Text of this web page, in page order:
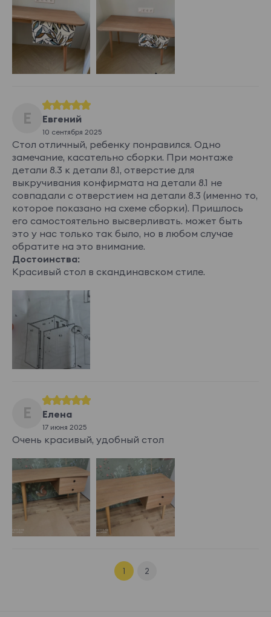
Е Евгений
10 сентября 2025
Стол отличный, ребенку понравился. Одно
замечание, касательно сборки. При монтаже
детали 8.3 к детали 8.1, отверстие для
выкручивания конфирмата на детали 8.1 не
совпадали с отверстием на детали 8.3 (именно то,
которое показано на схеме сборки). Пришлось
его самостоятельно высверливать. может быть
это у нас только так было, но в любом случае
обратите на это внимание.
Достоинства:
Красивый стол в скандинавском стиле.
Е Елена
17 июня 2025
Очень красивый, удобный стол
1 2